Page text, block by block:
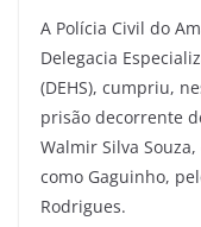
A Polícia Civil do
Delegacia
(DEHS), cumpriu,
prisão decorrente
Walmir Silva
como Gaguinho,
Rodrigues.